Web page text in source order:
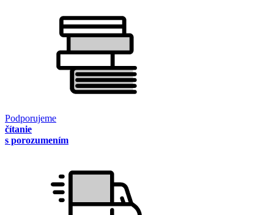
Podporujeme
čítanie
s porozumením